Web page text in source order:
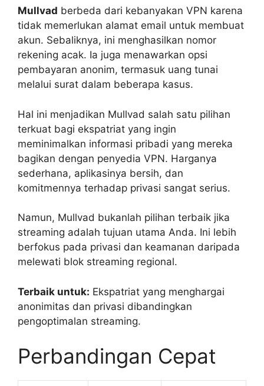
Mullvad berbeda dari kebanyakan VPN karena
tidak memerlukan alamat email untuk membuat
akun. Sebaliknya, ini menghasilkan nomor
rekening acak. Ia juga menawarkan opsi
pembayaran anonim, termasuk uang tunai
melalui surat dalam beberapa kasus.
Hal ini menjadikan Mullvad salah satu pilihan
terkuat bagi ekspatriat yang ingin
meminimalkan informasi pribadi yang mereka
bagikan dengan penyedia VPN. Harganya
sederhana, aplikasinya bersih, dan
komitmennya terhadap privasi sangat serius.
Namun, Mullvad bukanlah pilihan terbaik jika
streaming adalah tujuan utama Anda. Ini lebih
berfokus pada privasi dan keamanan daripada
melewati blok streaming regional.
Terbaik untuk: Ekspatriat yang menghargai
anonimitas dan privasi dibandingkan
pengoptimalan streaming.
Perbandingan Cepat